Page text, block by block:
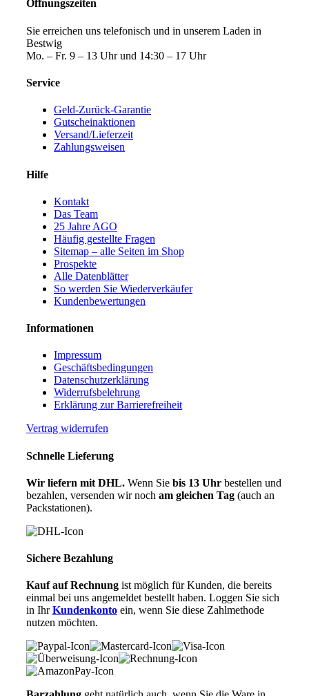
Öffnungszeiten
Sie erreichen uns telefonisch und in unserem Laden in
Bestwig
Mo. – Fr. 9 – 13 Uhr und 14:30 – 17 Uhr
Service
Geld-Zurück-Garantie
Gutscheinaktionen
Versand/Lieferzeit
Zahlungsweisen
Hilfe
Kontakt
Das Team
25 Jahre AGO
Häufig gestellte Fragen
Sitemap – alle Seiten im Shop
Prospekte
Alle Datenblätter
So werden Sie Wiederverkäufer
Kundenbewertungen
Informationen
Impressum
Geschäftsbedingungen
Datenschutzerklärung
Widerrufsbelehrung
Erklärung zur Barrierefreiheit
Vertrag widerrufen
Schnelle Lieferung
Wir liefern mit DHL. Wenn Sie bis 13 Uhr bestellen und
bezahlen, versenden wir noch am gleichen Tag (auch an
Packstationen).
Sichere Bezahlung
Kauf auf Rechnung ist möglich für Kunden, die bereits
einmal bei uns angemeldet bestellt haben. Loggen Sie sich
in IhrKundenkonto ein, wenn Sie diese Zahlmethode
nutzen möchten.